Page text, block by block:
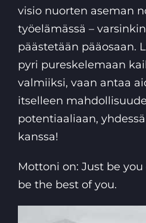
visio nuorten aseman
työelämässä –
päästetään pääosaan.
pyri pureskelemaan
valmiiksi, vaan antaa
itselleen
potentiaaliaan,
kanssa!
Mottoni on: Just be
be the best of you.